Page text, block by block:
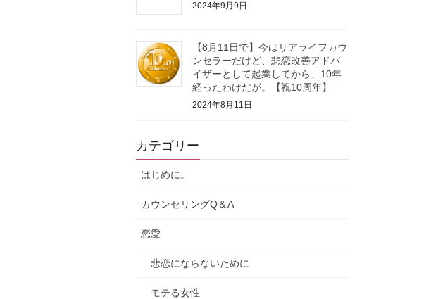
2024年9月9日
【8月11日で】今はリアライフカウ
ンセラーだけど、悲恋改善アドバ
イザーとして起業してから、10年
経ったわけだが。【祝10周年】
2024年8月11日
カテゴリー
はじめに。
カウンセリングQ＆A
恋愛
悲恋にならないために
モテる女性